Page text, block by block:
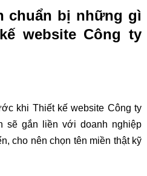
chuẩn bị những gì
website Công ty
khi Thiết kế website Công ty
sẽ gắn liền với doanh nghiệp
cho nên chọn tên miền thật kỹ